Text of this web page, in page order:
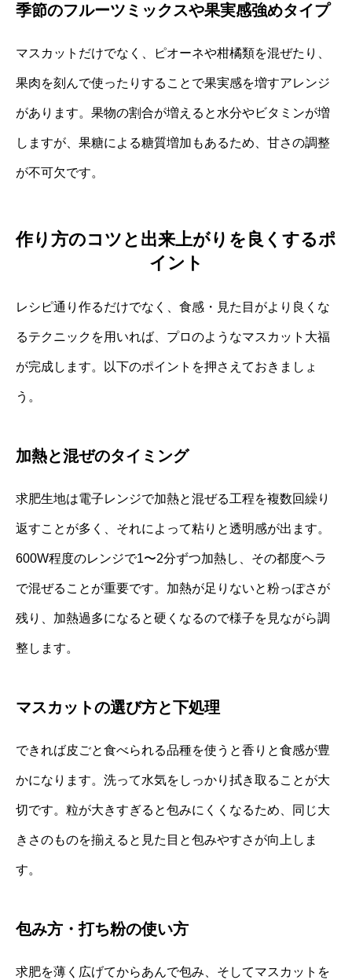
季節のフルーツミックスや果実感強めタイプ
マスカットだけでなく、ピオーネや柑橘類を混ぜたり、
果肉を刻んで使ったりすることで果実感を増すアレンジ
があります。果物の割合が増えると水分やビタミンが増
しますが、果糖による糖質増加もあるため、甘さの調整
が不可欠です。
作り方のコツと出来上がりを良くするポ
イント
レシピ通り作るだけでなく、食感・見た目がより良くな
るテクニックを用いれば、プロのようなマスカット大福
が完成します。以下のポイントを押さえておきましょ
う。
加熱と混ぜのタイミング
求肥生地は電子レンジで加熱と混ぜる工程を複数回繰り
返すことが多く、それによって粘りと透明感が出ます。
600W程度のレンジで1〜2分ずつ加熱し、その都度ヘラ
で混ぜることが重要です。加熱が足りないと粉っぽさが
残り、加熱過多になると硬くなるので様子を見ながら調
整します。
マスカットの選び方と下処理
できれば皮ごと食べられる品種を使うと香りと食感が豊
かになります。洗って水気をしっかり拭き取ることが大
切です。粒が大きすぎると包みにくくなるため、同じ大
きさのものを揃えると見た目と包みやすさが向上しま
す。
包み方・打ち粉の使い方
求肥を薄く広げてからあんで包み、そしてマスカットを